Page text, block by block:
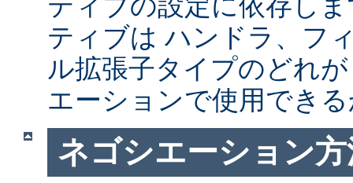
ティブは ハンドラ、フ
ル拡張子タイプのどれ
エーションで使用でき
ネゴシエーション方